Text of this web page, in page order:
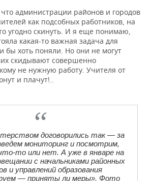
администрации районов и городов
как подсобных работников, на
угодно скинуть. И я еще понимаю,
какая-то важная задача для
бы хоть поняли. Но они не могут
скидывают совершенно
не нужную работу. Учителя от
и плачут!..
договорились так — за
мониторинг и посмотрим,
то или нет. А уже в январе на
с начальниками районных
и управлений образования
— приняты ли меры». Фото